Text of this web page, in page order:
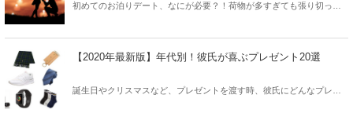
初めてのお泊りデート、なにが必要？！荷物が多すぎても張り切って
あれば便利なものまでご紹介♡
【2020年最新版】年代別！彼氏が喜ぶプレゼント20選
誕生日やクリスマスなど、プレゼントを渡す時、彼氏にどんなプレゼ